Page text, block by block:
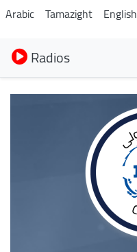
Arabic Tamazight English
Radios